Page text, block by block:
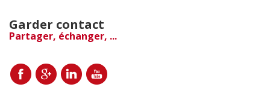
Garder contact
Partager, échanger, ...